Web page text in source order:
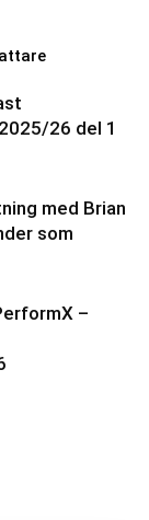
26 del 1
med Brian
som
–